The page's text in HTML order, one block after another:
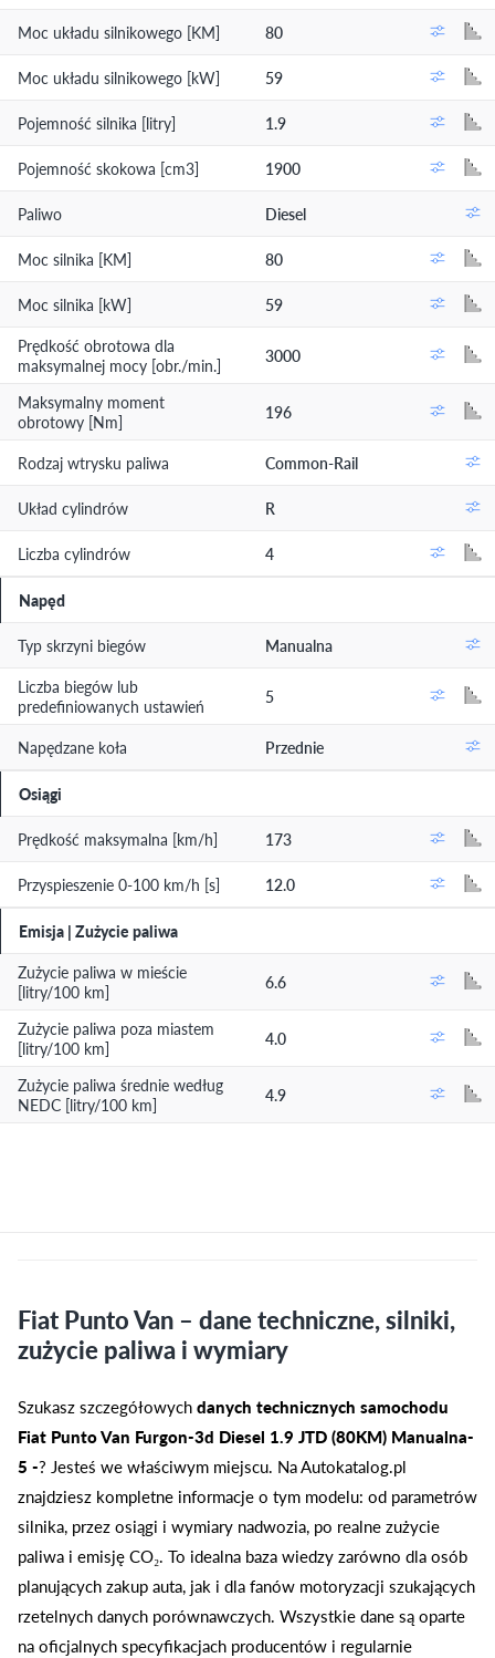
Moc układu silnikowego [KM] 80
Moc układu silnikowego [kW] 59
Pojemność silnika [litry] 1.9
Pojemność skokowa [cm3] 1900
Paliwo Diesel
Moc silnika [KM] 80
Moc silnika [kW]
59
Prędkość obrotowa dla
maksymalnej mocy [obr./min.]
3000
Maksymalny moment
obrotowy [Nm]
196
Rodzaj wtrysku paliwa Common-Rail
Układ cylindrów R
Liczba cylindrów 4
Napęd
Typ skrzyni biegów
Manualna
Liczba biegów lub
predefiniowanych ustawień
5
Napędzane koła Przednie
Osiągi
Prędkość maksymalna [km/h] 173
Przyspieszenie 0-100 km/h [s] 12.0
Emisja | Zużycie paliwa
Zużycie paliwa w mieście
[litry/100 km]
6.6
Zużycie paliwa poza miastem
[litry/100 km]
4.0
Zużycie paliwa średnie według
NEDC [litry/100 km]
4.9
Fiat Punto Van – dane techniczne, silniki,
zużycie paliwa i wymiary
Szukasz szczegółowychdanych technicznych samochodu
Fiat Punto Van Furgon-3d Diesel 1.9 JTD (80KM) Manualna-
5 -? Jesteś we właściwym miejscu. Na Autokatalog.pl
znajdziesz kompletne informacje o tym modelu: od parametrów
silnika, przez osiągi i wymiary nadwozia, po realne zużycie
paliwa i emisję CO₂. To idealna baza wiedzy zarówno dla osób
planujących zakup auta, jak i dla fanów motoryzacji szukających
rzetelnych danych porównawczych. Wszystkie dane są oparte
na oficjalnych specyfikacjach producentów i regularnie